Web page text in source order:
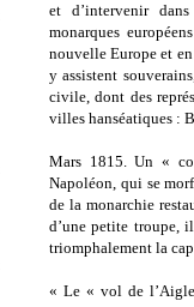
et d’intervenir
monarques
nouvelle Europe et
y assistent
civile, dont des
villes hanséatiques :
Mars 1815. Un «
Napoléon, qui se
de la monarchie
d’une petite troupe,
triomphalement la
« Le « vol de